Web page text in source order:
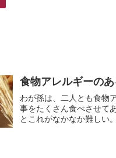
食物アレルギーの
わが孫は、二人とも食物アレ
事をたくさん食べさせて